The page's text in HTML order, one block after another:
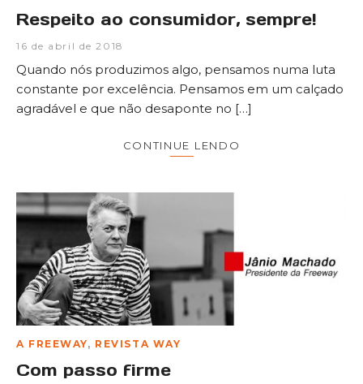
Respeito ao consumidor, sempre!
16 de abril de 2018
Quando nós produzimos algo, pensamos numa luta
constante por excelência. Pensamos em um calçado
agradável e que não desaponte no […]
CONTINUE LENDO
A FREEWAY, REVISTA WAY
Com passo firme